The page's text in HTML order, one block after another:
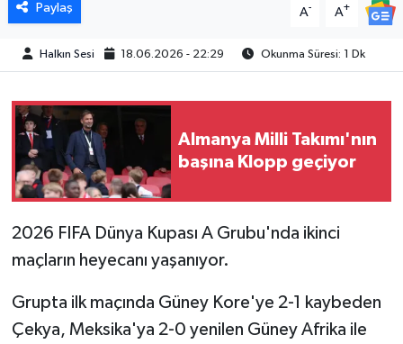
Paylaş A- A+
Halkın Sesi 18.06.2026 - 22:29 Okunma Süresi: 1 Dk
Almanya Milli Takımı'nın
başına Klopp geçiyor
2026 FIFA Dünya Kupası A Grubu'nda ikinci
maçların heyecanı yaşanıyor.
Grupta ilk maçında Güney Kore'ye 2-1 kaybeden
Çekya, Meksika'ya 2-0 yenilen Güney Afrika ile